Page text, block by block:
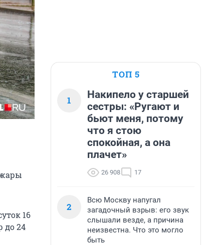
16
до 24
ТОП 5
1
Накипело у старшей
сестры: «Ругают и
бьют меня, потому
что я стою
спокойная, а она
плачет»
26 908 17
2
Всю Москву напугал
загадочный взрыв: его звук
слышали везде, а причина
неизвестна. Что это могло
быть